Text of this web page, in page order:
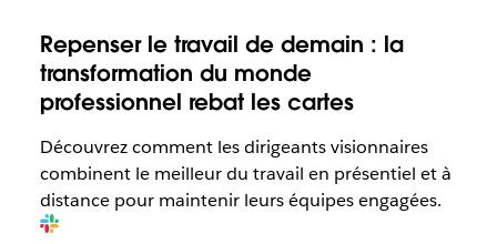
Repenser le travail de demain : la
transformation du monde
professionnel rebat les cartes
Découvrez comment les dirigeants visionnaires
combinent le meilleur du travail en présentiel et à
distance pour maintenir leurs équipes engagées.